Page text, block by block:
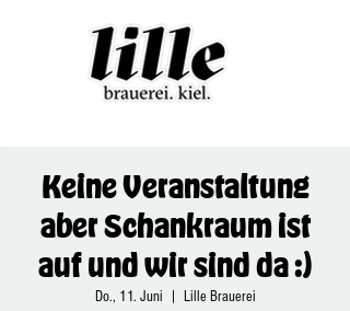
Keine Veranstaltung
aber Schankraum ist
auf und wir sind da :)
Do., 11. Juni Lille Brauerei